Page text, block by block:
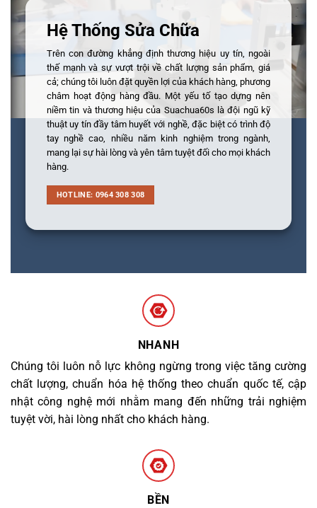
Hệ Thống Sửa Chữa
Trên con đường khẳng định thương hiệu uy tín, ngoài
thế mạnh và sự vượt trội về chất lượng sản phẩm, giá
cả; chúng tôi luôn đặt quyền lợi của khách hàng, phương
châm hoạt động hàng đầu. Một yếu tố tạo dựng nên
niềm tin và thương hiệu của Suachua60s là đội ngũ kỹ
thuật uy tín đầy tâm huyết với nghề, đặc biệt có trình độ
tay nghề cao, nhiều năm kinh nghiệm trong ngành,
mang lại sự hài lòng và yên tâm tuyệt đối cho mọi khách
hàng.
HOTLINE: 0964 308 308
NHANH
Chúng tôi luôn nỗ lực không ngừng trong việc tăng cường
chất lượng, chuẩn hóa hệ thống theo chuẩn quốc tế, cập
nhật công nghệ mới nhằm mang đến những trải nghiệm
tuyệt vời, hài lòng nhất cho khách hàng.
BỀN